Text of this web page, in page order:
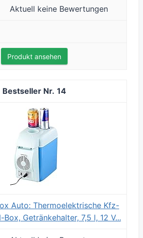
Aktuell keine Bewertungen
Produkt ansehen
14
Auto: Thermoelektrische Kfz-
Box, Getränkehalter, 7,5 l, 12 V...